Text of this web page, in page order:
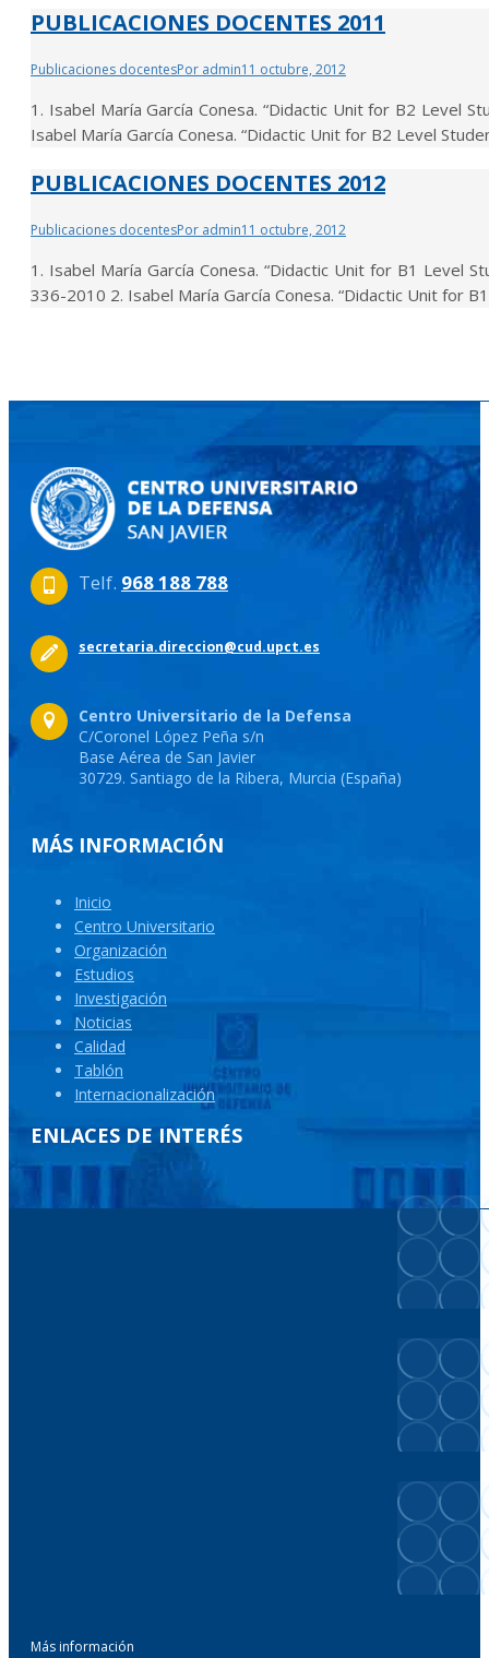
PUBLICACIONES DOCENTES 2011
Publicaciones docentesPor admin11 octubre, 2012
1. Isabel María García Conesa. “Didactic Unit for B2 Level
Isabel María García Conesa. “Didactic Unit for B2 Level
PUBLICACIONES DOCENTES 2012
Publicaciones docentesPor admin11 octubre, 2012
1. Isabel María García Conesa. “Didactic Unit for B1 Level
336-2010 2. Isabel María García Conesa. “Didactic Unit for
Telf. 968 188 788
secretaria.direccion@cud.upct.es
Centro Universitario de la Defensa
C/Coronel López Peña s/n
Base Aérea de San Javier
30729. Santiago de la Ribera, Murcia (España)
MÁS INFORMACIÓN
Inicio
Centro Universitario
Organización
Estudios
Investigación
Noticias
Calidad
Tablón
Internacionalización
ENLACES DE INTERÉS
Más información